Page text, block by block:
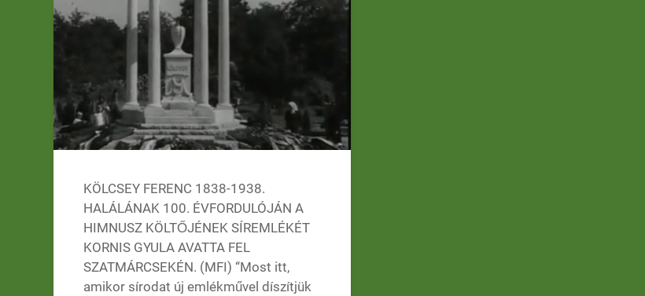
KÖLCSEY FERENC 1838-1938.
HALÁLÁNAK 100. ÉVFORDULÓJÁN A
HIMNUSZ KÖLTŐJÉNEK SÍREMLÉKÉT
KORNIS GYULA AVATTA FEL
SZATMÁRCSEKÉN. (MFI) “Most itt,
amikor sírodat új emlékművel díszítjük